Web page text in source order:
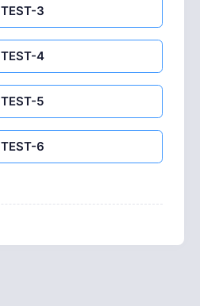
TEST-3
TEST-4
TEST-5
TEST-6